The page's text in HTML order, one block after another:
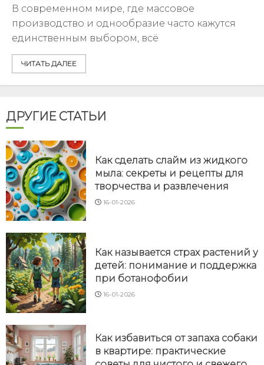
В современном мире, где массовое
производство и однообразие часто кажутся
единственным выбором, всё
ЧИТАТЬ ДАЛЕЕ
ДРУГИЕ СТАТЬИ
Как сделать слайм из жидкого
мыла: секреты и рецепты для
творчества и развлечения
16-01-2026
Как называется страх растений у
детей: понимание и поддержка
при ботанофобии
16-01-2026
Как избавиться от запаха собаки
в квартире: практические